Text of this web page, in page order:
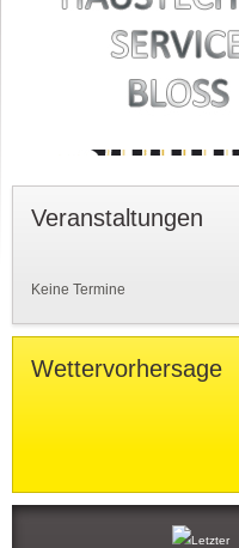
Veranstaltungen
Keine Termine
Wettervorhersage